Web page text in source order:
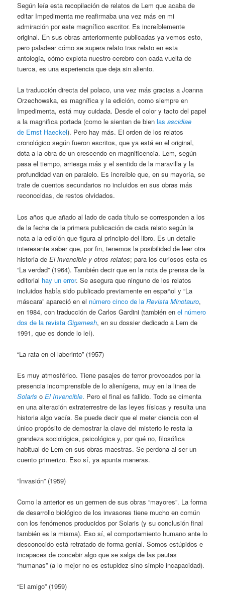
Según leía esta recopilación de relatos de Lem que acaba de
editar Impedimenta me reafirmaba una vez más en mi
admiración por este magnífico escritor. Es increíblemente
original. En sus obras anteriormente publicadas ya vemos esto,
pero paladear cómo se supera relato tras relato en esta
antología, cómo explota nuestro cerebro con cada vuelta de
tuerca, es una experiencia que deja sin aliento.
La traducción directa del polaco, una vez más gracias a Joanna
Orzechowska, es magnífica y la edición, como siempre en
Impedimenta, está muy cuidada. Desde el color y tacto del papel
a la magnifica portada (como le sientan de bienlasascidiae
de Ernst Haeckel). Pero hay más. El orden de los relatos
cronológico según fueron escritos, que ya está en el original,
dota a la obra de un crescendo en magnificencia. Lem, según
pasa el tiempo, arriesga más y el sentido de la maravilla y la
profundidad van en paralelo. Es increíble que, en su mayoría, se
trate de cuentos secundarios no incluidos en sus obras más
reconocidas, de restos olvidados.
Los años que añado al lado de cada título se corresponden a los
de la fecha de la primera publicación de cada relato según la
nota a la edición que figura al principio del libro. Es un detalle
interesante saber que, por fin, tenemos la posibilidad de leer otra
historia deEl invencible y otros relatos; para los curiosos esta es
“La verdad” (1964). También decir que en la nota de prensa de la
editorial hay un error. Se asegura que ninguno de los relatos
incluidos había sido publicado previamente en español y “La
máscara” apareció en el número cinco de laRevista Minotauro,
en 1984, con traducción de Carlos Gardini (también enel número
dos de la revistaGigamesh, en su dossier dedicado a Lem de
1991, que es donde lo leí).
“La rata en el laberinto” (1957)
Es muy atmosférico. Tiene pasajes de terror provocados por la
presencia incomprensible de lo alienígena, muy en la linea de
Solaris oEl Invencible. Pero el final es fallido. Todo se cimenta
en una alteración extraterrestre de las leyes físicas y resulta una
historia algo vacía. Se puede decir que el meter ciencia con el
único propósito de demostrar la clave del misterio le resta la
grandeza sociológica, psicológica y, por qué no, filosófica
habitual de Lem en sus obras maestras. Se perdona al ser un
cuento primerizo. Eso sí, ya apunta maneras.
“Invasión” (1959)
Como la anterior es un germen de sus obras “mayores”. La forma
de desarrollo biológico de los invasores tiene mucho en común
con los fenómenos producidos por Solaris (y su conclusión final
también es la misma). Eso sí, el comportamiento humano ante lo
desconocido está retratado de forma genial. Somos estúpidos e
incapaces de concebir algo que se salga de las pautas
“humanas” (a lo mejor no es estupidez sino simple incapacidad).
“El amigo” (1959)